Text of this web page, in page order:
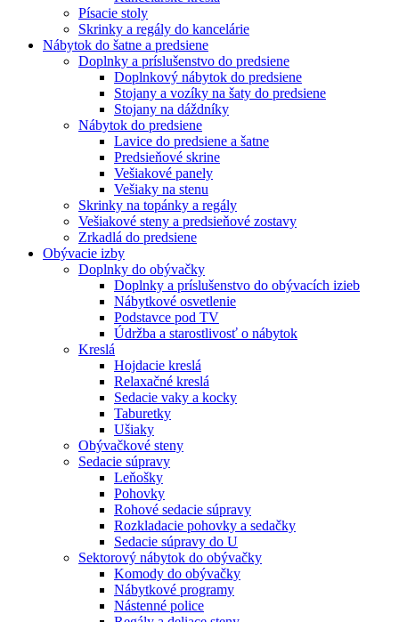
Písacie stoly
Skrinky a regály do kancelárie
Nábytok do šatne a predsiene
Doplnky a príslušenstvo do predsiene
Doplnkový nábytok do predsiene
Stojany a vozíky na šaty do predsiene
Stojany na dáždníky
Nábytok do predsiene
Lavice do predsiene a šatne
Predsieňové skrine
Vešiakové panely
Vešiaky na stenu
Skrinky na topánky a regály
Vešiakové steny a predsieňové zostavy
Zrkadlá do predsiene
Obývacie izby
Doplnky do obývačky
Doplnky a príslušenstvo do obývacích izieb
Nábytkové osvetlenie
Podstavce pod TV
Údržba a starostlivosť o nábytok
Kreslá
Hojdacie kreslá
Relaxačné kreslá
Sedacie vaky a kocky
Taburetky
Ušiaky
Obývačkové steny
Sedacie súpravy
Leňošky
Pohovky
Rohové sedacie súpravy
Rozkladacie pohovky a sedačky
Sedacie súpravy do U
Sektorový nábytok do obývačky
Komody do obývačky
Nábytkové programy
Nástenné police